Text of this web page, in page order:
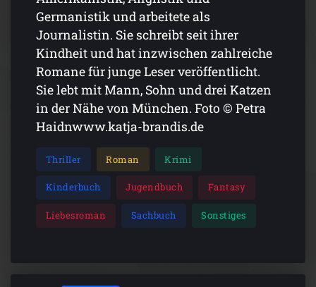
Germanistik und arbeitete als
Journalistin. Sie schreibt seit ihrer
Kindheit und hat inzwischen zahlreiche
Romane für junge Leser veröffentlicht.
Sie lebt mit Mann, Sohn und drei Katzen
in der Nähe von München. Foto © Petra
Haidnwww.katja-brandis.de
Thriller Roman Krimi
Kinderbuch Jugendbuch Fantasy
Liebesroman Sachbuch Sonstiges